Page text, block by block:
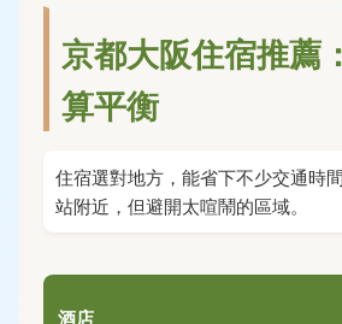
京都大阪住宿推薦
算平衡
住宿選對地方，能省下不少交通時
站附近，但避開太喧鬧的區域。
酒店